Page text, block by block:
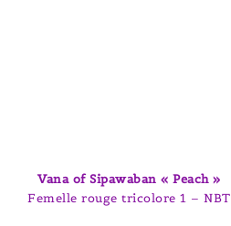
Vana of Sipawaban « Peach »
Femelle rouge tricolore 1 – NBT